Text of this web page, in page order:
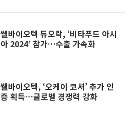
쎌바이오텍 듀오락, ‘비타푸드 아시
아 2024’ 참가…수출 가속화
쎌바이오텍, ‘오케이 코셔’ 추가 인
증 획득…글로벌 경쟁력 강화